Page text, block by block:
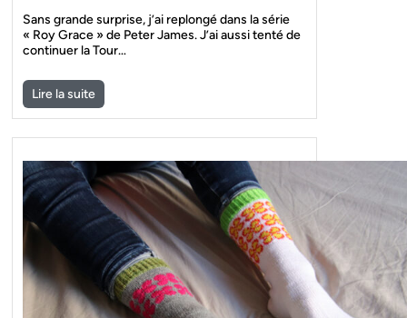
Sans grande surprise, j’ai replongé dans la série
« Roy Grace » de Peter James. J’ai aussi tenté de
continuer la Tour…
Lire la suite